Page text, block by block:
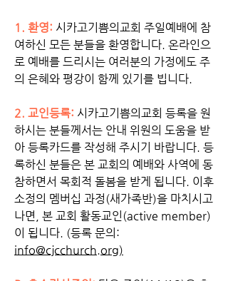
1. 환영: 시카고기쁨의교회 주일예배에 참
여하신 모든 분들을 환영합니다. 온라인으
로 예배를 드리시는 여러분의 가정에도 주
의 은혜와 평강이 함께 있기를 빕니다.
2. 교인등록: 시카고기쁨의교회 등록을 원
하시는 분들께서는 안내 위원의 도움을 받
아 등록카드를 작성해 주시기 바랍니다. 등
록하신 분들은 본 교회의 예배와 사역에 동
참하면서 목회적 돌봄을 받게 됩니다. 이후
소정의 멤버십 과정(새가족반)을 마치시고
나면, 본 교회 활동교인(active member)
info@cjcchurch.org)